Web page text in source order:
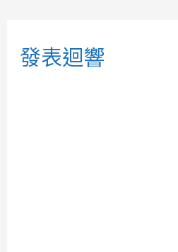
發表迴響